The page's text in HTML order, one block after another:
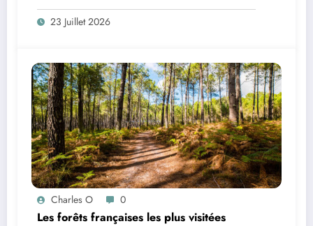
23 Juillet 2026
Charles O 0
Les forêts françaises les plus visitées